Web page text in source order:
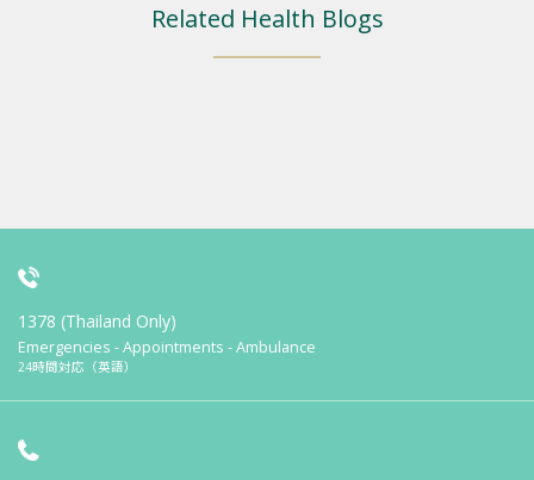
Related Health Blogs
1378 (Thailand Only)
Emergencies - Appointments - Ambulance
24時間対応（英語）